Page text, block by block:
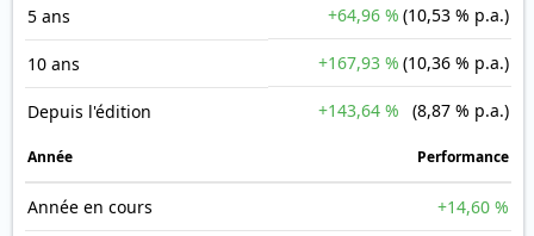
5 ans +64,96 % (10,53 % p.a.)
10 ans +167,93 % (10,36 % p.a.)
Depuis l'édition +143,64 % (8,87 % p.a.)
Année Performance
Année en cours +14,60 %